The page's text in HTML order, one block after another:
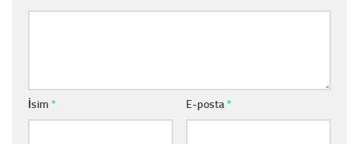
İsim * E-posta*